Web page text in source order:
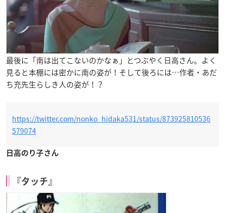
最後に「南は出てこないのかなぁ」とつぶやく日高さん。よく
見ると本棚には密かに南の姿が！そして後ろには…作者・あだ
ち充先生らしき人の姿が！？
https://twitter.com/nonko_hidaka531/status/873925810536
579074
日高のり子さん
『タッチ』